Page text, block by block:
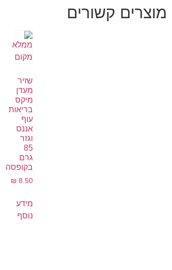
מוצרים קשורים
שזיר
מעדן
מיקס
בריאות
עוף
אננס
וגזר
85
גרם
בקופסה
₪ 8.50
מידע
נוסף